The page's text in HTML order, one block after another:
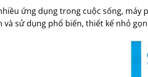
ứng dụng trong cuộc sống, máy
và sử dụng phổ biến, thiết kế nhỏ